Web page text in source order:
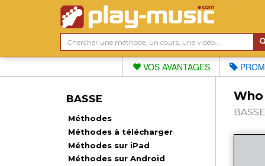
VOS AVANTAGES
BASSE
Méthodes
Méthodes à télécharger
Méthodes sur iPad
Méthodes sur Android
Who